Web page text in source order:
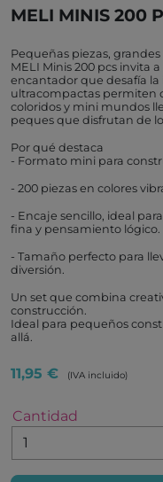
MELI MINIS 200
Pequeñas piezas,
MELI Minis 200 pcs invita
encantador que desafía la
ultracompactas permiten
coloridos y mini mundos
peques que disfrutan de
Por qué destaca
- Formato mini para
- 200 piezas en colores
- Encaje sencillo, ideal
fina y pensamiento lógico.
- Tamaño perfecto para
diversión.
Un set que combina
construcción.
Ideal para pequeños
allá.
11,95 € (IVA incluido)
Cantidad